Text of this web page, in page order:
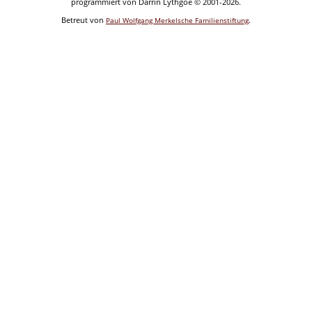
Betreut von Paul Wolfgang Merkelsche Familienstiftung.